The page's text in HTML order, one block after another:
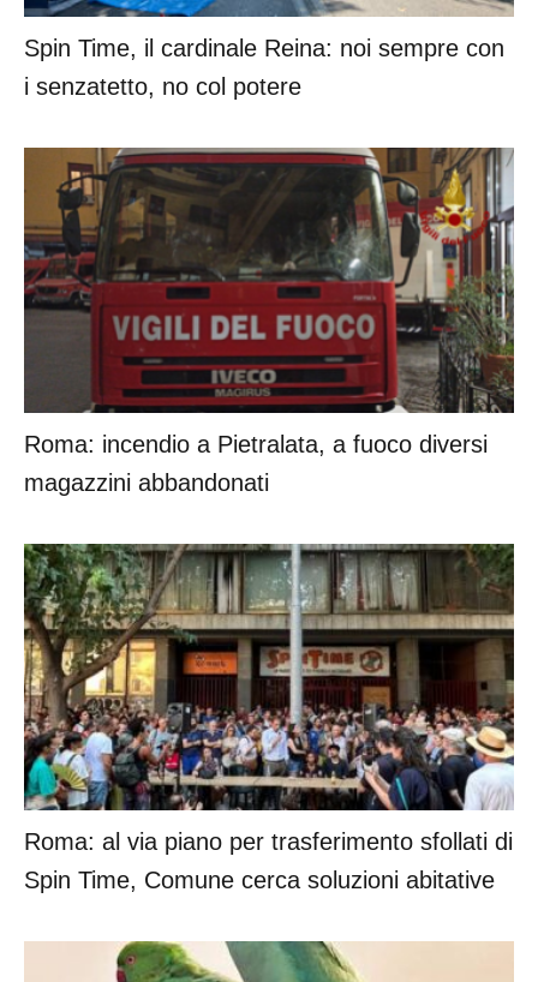
Spin Time, il cardinale Reina: noi sempre con
i senzatetto, no col potere
Roma: incendio a Pietralata, a fuoco diversi
magazzini abbandonati
Roma: al via piano per trasferimento sfollati di